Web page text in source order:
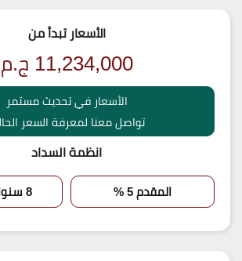
الأسعار تبدأ من
11,234,000 ج.م
الأسعار في تحديث مستمر
تواصل معنا لمعرفة السعر
انظمة السداد
المقدم 5 % 8 سنوات تقسيط